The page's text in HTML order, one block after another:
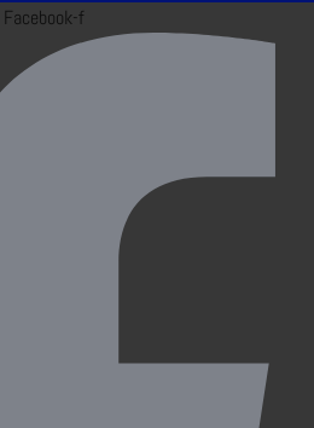
Facebook-f